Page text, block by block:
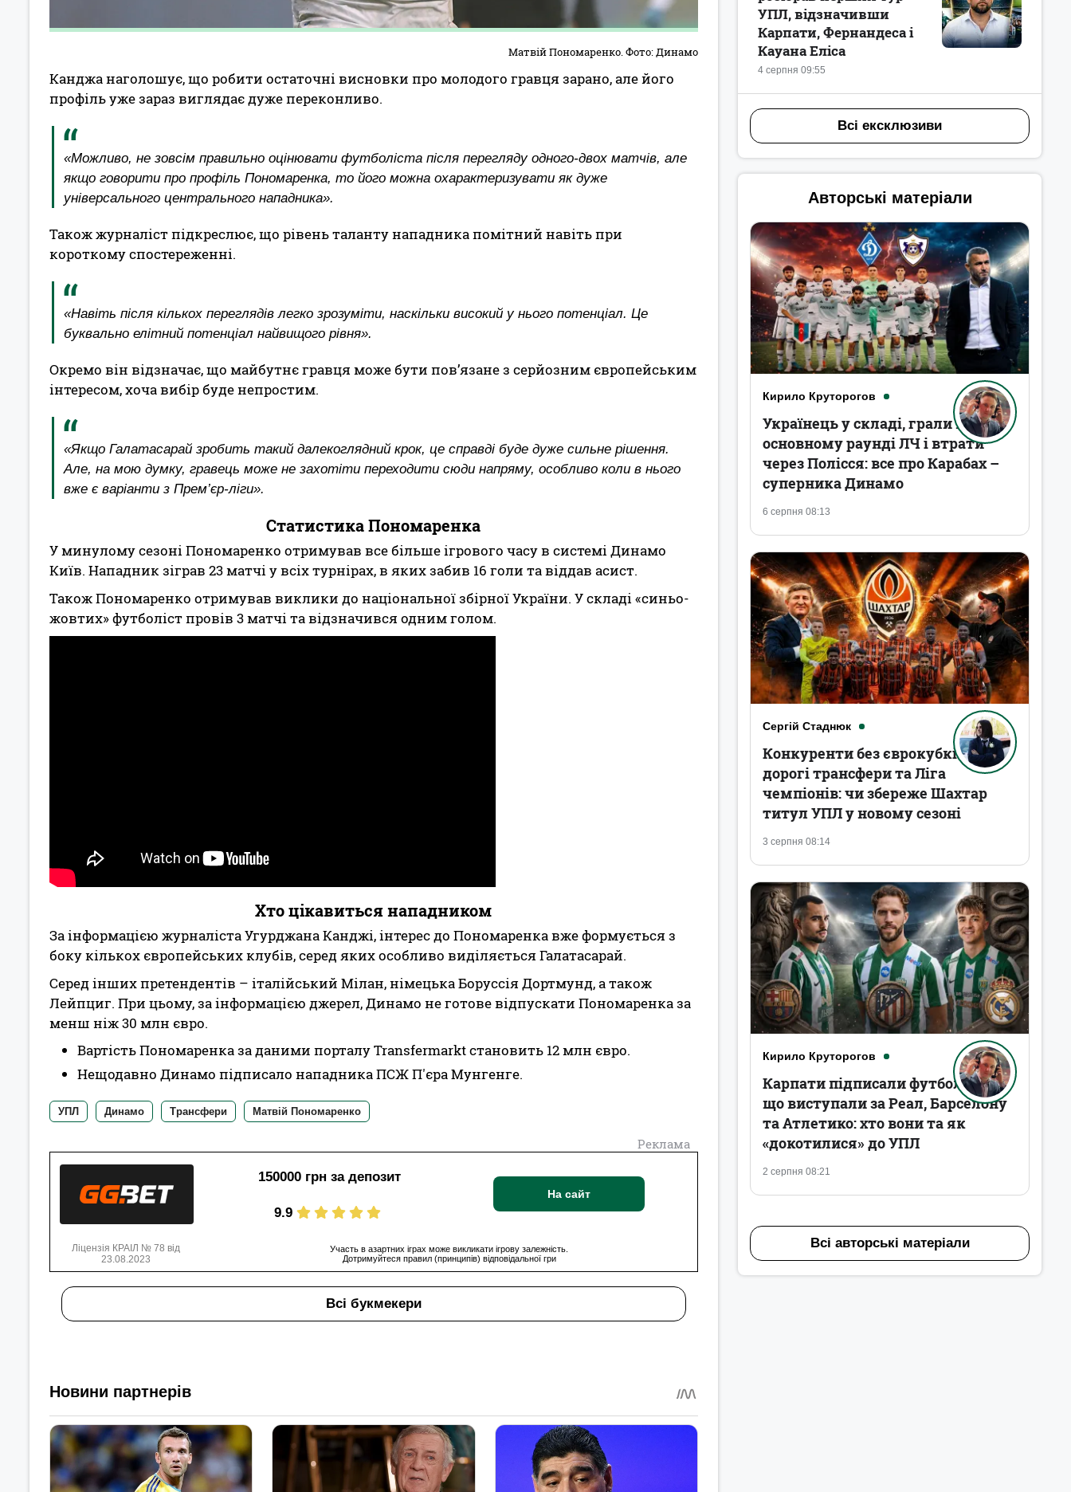
Матвій Пономаренко. Фото: Динамо
Канджа наголошує, що робити остаточні висновки про молодого гравця зарано, але його
профіль уже зараз виглядає дуже переконливо.
«Можливо, не зовсім правильно оцінювати футболіста після перегляду одного-двох матчів, але
якщо говорити про профіль Пономаренка, то його можна охарактеризувати як дуже
універсального центрального нападника».
Також журналіст підкреслює, що рівень таланту нападника помітний навіть при
короткому спостереженні.
«Навіть після кількох переглядів легко зрозуміти, наскільки високий у нього потенціал. Це
буквально елітний потенціал найвищого рівня».
Окремо він відзначає, що майбутнє гравця може бути пов’язане з серйозним європейським
інтересом, хоча вибір буде непростим.
«Якщо Галатасарай зробить такий далекоглядний крок, це справді буде дуже сильне рішення.
Але, на мою думку, гравець може не захотіти переходити сюди напряму, особливо коли в нього
вже є варіанти з Прем’єр-ліги».
Статистика Пономаренка
У минулому сезоні Пономаренко отримував все більше ігрового часу в системі Динамо
Київ. Нападник зіграв 23 матчі у всіх турнірах, в яких забив 16 голи та віддав асист.
Також Пономаренко отримував виклики до національної збірної України. У складі «синьо-
жовтих» футболіст провів 3 матчі та відзначився одним голом.
Хто цікавиться нападником
За інформацією журналіста Угурджана Канджі, інтерес до Пономаренка вже формується з
боку кількох європейських клубів, серед яких особливо виділяється Галатасарай.
Серед інших претендентів – італійський Мілан, німецька Боруссія Дортмунд, а також
Лейпциг. При цьому, за інформацією джерел, Динамо не готове відпускати Пономаренка за
менш ніж 30 млн євро.
Вартість Пономаренка за даними порталу Transfermarkt становить 12 млн євро.
Нещодавно Динамо підписало нападника ПСЖ П'єра Мунгенге.
УПЛ Динамо Трансфери Матвій Пономаренко
Реклама
150000 грн за депозит
9.9
На сайт
Ліцензія КРАІЛ № 78 від
23.08.2023
Участь в азартних іграх може викликати ігрову залежність.
Дотримуйтеся правил (принципів) відповідальної гри
Всі букмекери
4 серпня 09:55
УПЛ, відзначивши
Карпати, Фернандеса і
Кауана Еліса
Всі ексклюзиви
Авторські матеріали
Кирило Круторогов
6 серпня 08:13
Українець у складі, грали в
основному раунді ЛЧ і втрати
через Полісся: все про Карабах –
суперника Динамо
Сергій Стаднюк
3 серпня 08:14
Конкуренти без єврокубків,
дорогі трансфери та Ліга
чемпіонів: чи збереже Шахтар
титул УПЛ у новому сезоні
Кирило Круторогов
2 серпня 08:21
Карпати підписали футболістів,
що виступали за Реал, Барселону
та Атлетико: хто вони та як
«докотилися» до УПЛ
Всі авторські матеріали